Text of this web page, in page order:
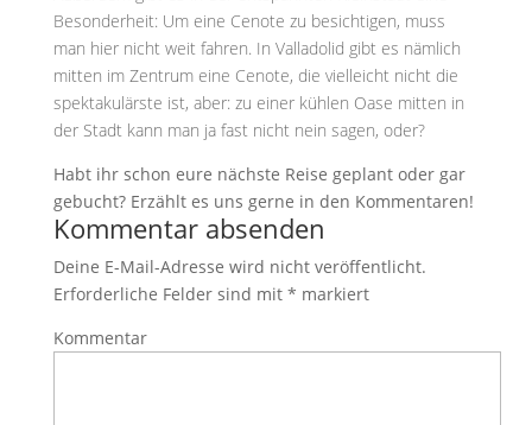
Besonderheit: Um eine Cenote zu besichtigen, muss
man hier nicht weit fahren. In Valladolid gibt es nämlich
mitten im Zentrum eine Cenote, die vielleicht nicht die
spektakulärste ist, aber: zu einer kühlen Oase mitten in
der Stadt kann man ja fast nicht nein sagen, oder?
Habt ihr schon eure nächste Reise geplant oder gar
gebucht? Erzählt es uns gerne in den Kommentaren!
Kommentar absenden
Deine E-Mail-Adresse wird nicht veröffentlicht.
Erforderliche Felder sind mit * markiert
Kommentar